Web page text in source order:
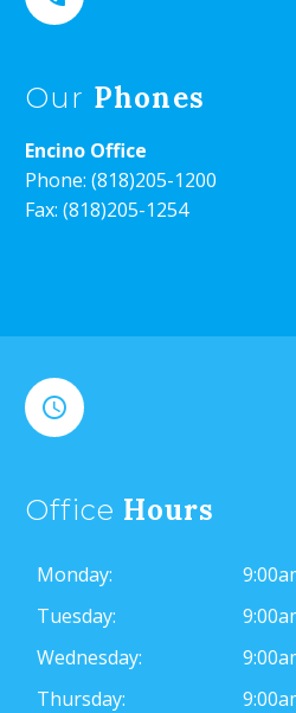
Our Phones
Encino Office
Phone: (818)205-1200
Fax: (818)205-1254


Office Hours
Monday:
Tuesday:
Wednesday:
Thursday: